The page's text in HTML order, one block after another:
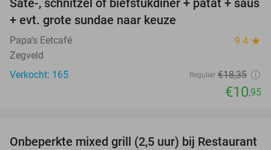
40%
+ evt. grote sundae naar keuze
Papa's Eetcafé 9.4 star
Zegveld
Verkocht: 165
Regulier €18,35
€10,95
Onbeperkte mixed grill (2,5 uur) bij Restaurant